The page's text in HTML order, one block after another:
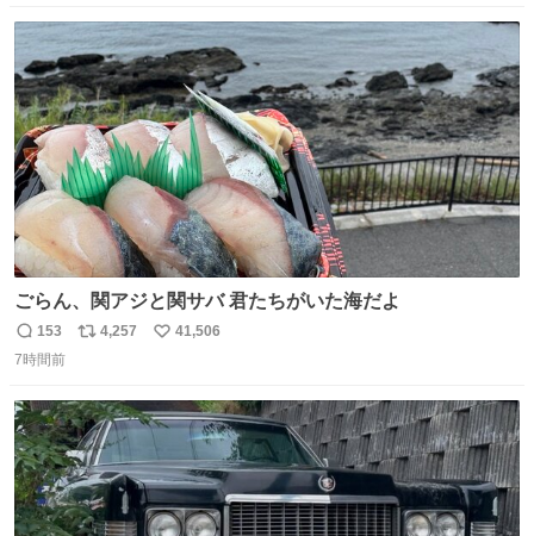
ト
数
数
ごらん、関アジと関サバ 君たちがいた海だよ
返
信
153
リ
ト
数
4,257
い
数
41,506
7時間前